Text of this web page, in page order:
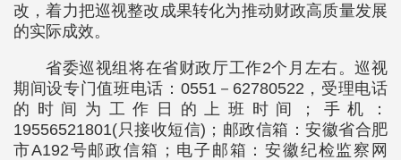
改，着力把巡视整改成果转化为推动财政高质量发展
的实际成效。
省委巡视组将在省财政厅工作2个月左右。巡视
期间设专门值班电话：0551－62780522，受理电话
的时间为工作日的上班时间；手机：
19556521801(只接收短信)；邮政信箱：安徽省合肥
市A192号邮政信箱；电子邮箱：安徽纪检监察网